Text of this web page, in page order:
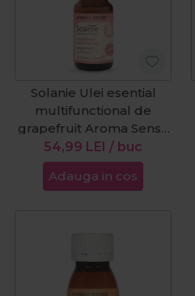
Solanie Ulei esential
multifunctional de
grapefruit Aroma Sense
10ml
54,99 LEI / buc
Adauga in cos